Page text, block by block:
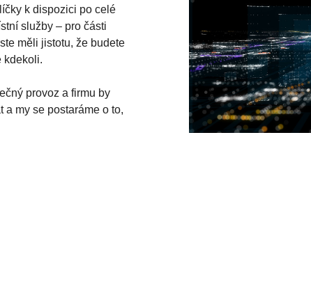
k dispozici po celé
služby – pro části
měli jistotu, že budete
kdekoli.
provoz a firmu by
a my se postaráme o to,